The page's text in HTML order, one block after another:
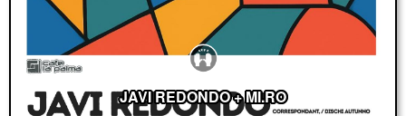
JAVI REDONDO + MI.RO